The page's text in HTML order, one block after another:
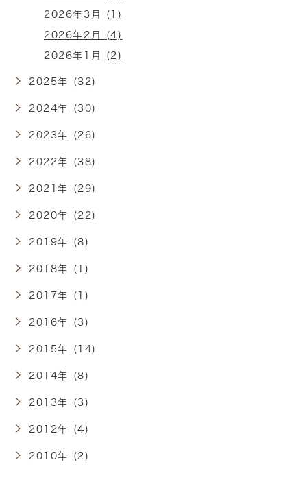
2026年3月 (1)
2026年2月 (4)
2026年1月 (2)
2025年 (32)
2024年 (30)
2023年 (26)
2022年 (38)
2021年 (29)
2020年 (22)
2019年 (8)
2018年 (1)
2017年 (1)
2016年 (3)
2015年 (14)
2014年 (8)
2013年 (3)
2012年 (4)
2010年 (2)